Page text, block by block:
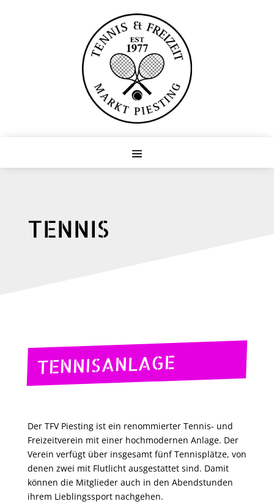
TENNIS
TENNISANLAGE
Der TFV Piesting ist ein renommierter Tennis- und
Freizeitverein mit einer hochmodernen Anlage. Der
Verein verfügt über insgesamt fünf Tennisplätze, von
denen zwei mit Flutlicht ausgestattet sind. Damit
können die Mitglieder auch in den Abendstunden
ihrem Lieblingssport nachgehen.